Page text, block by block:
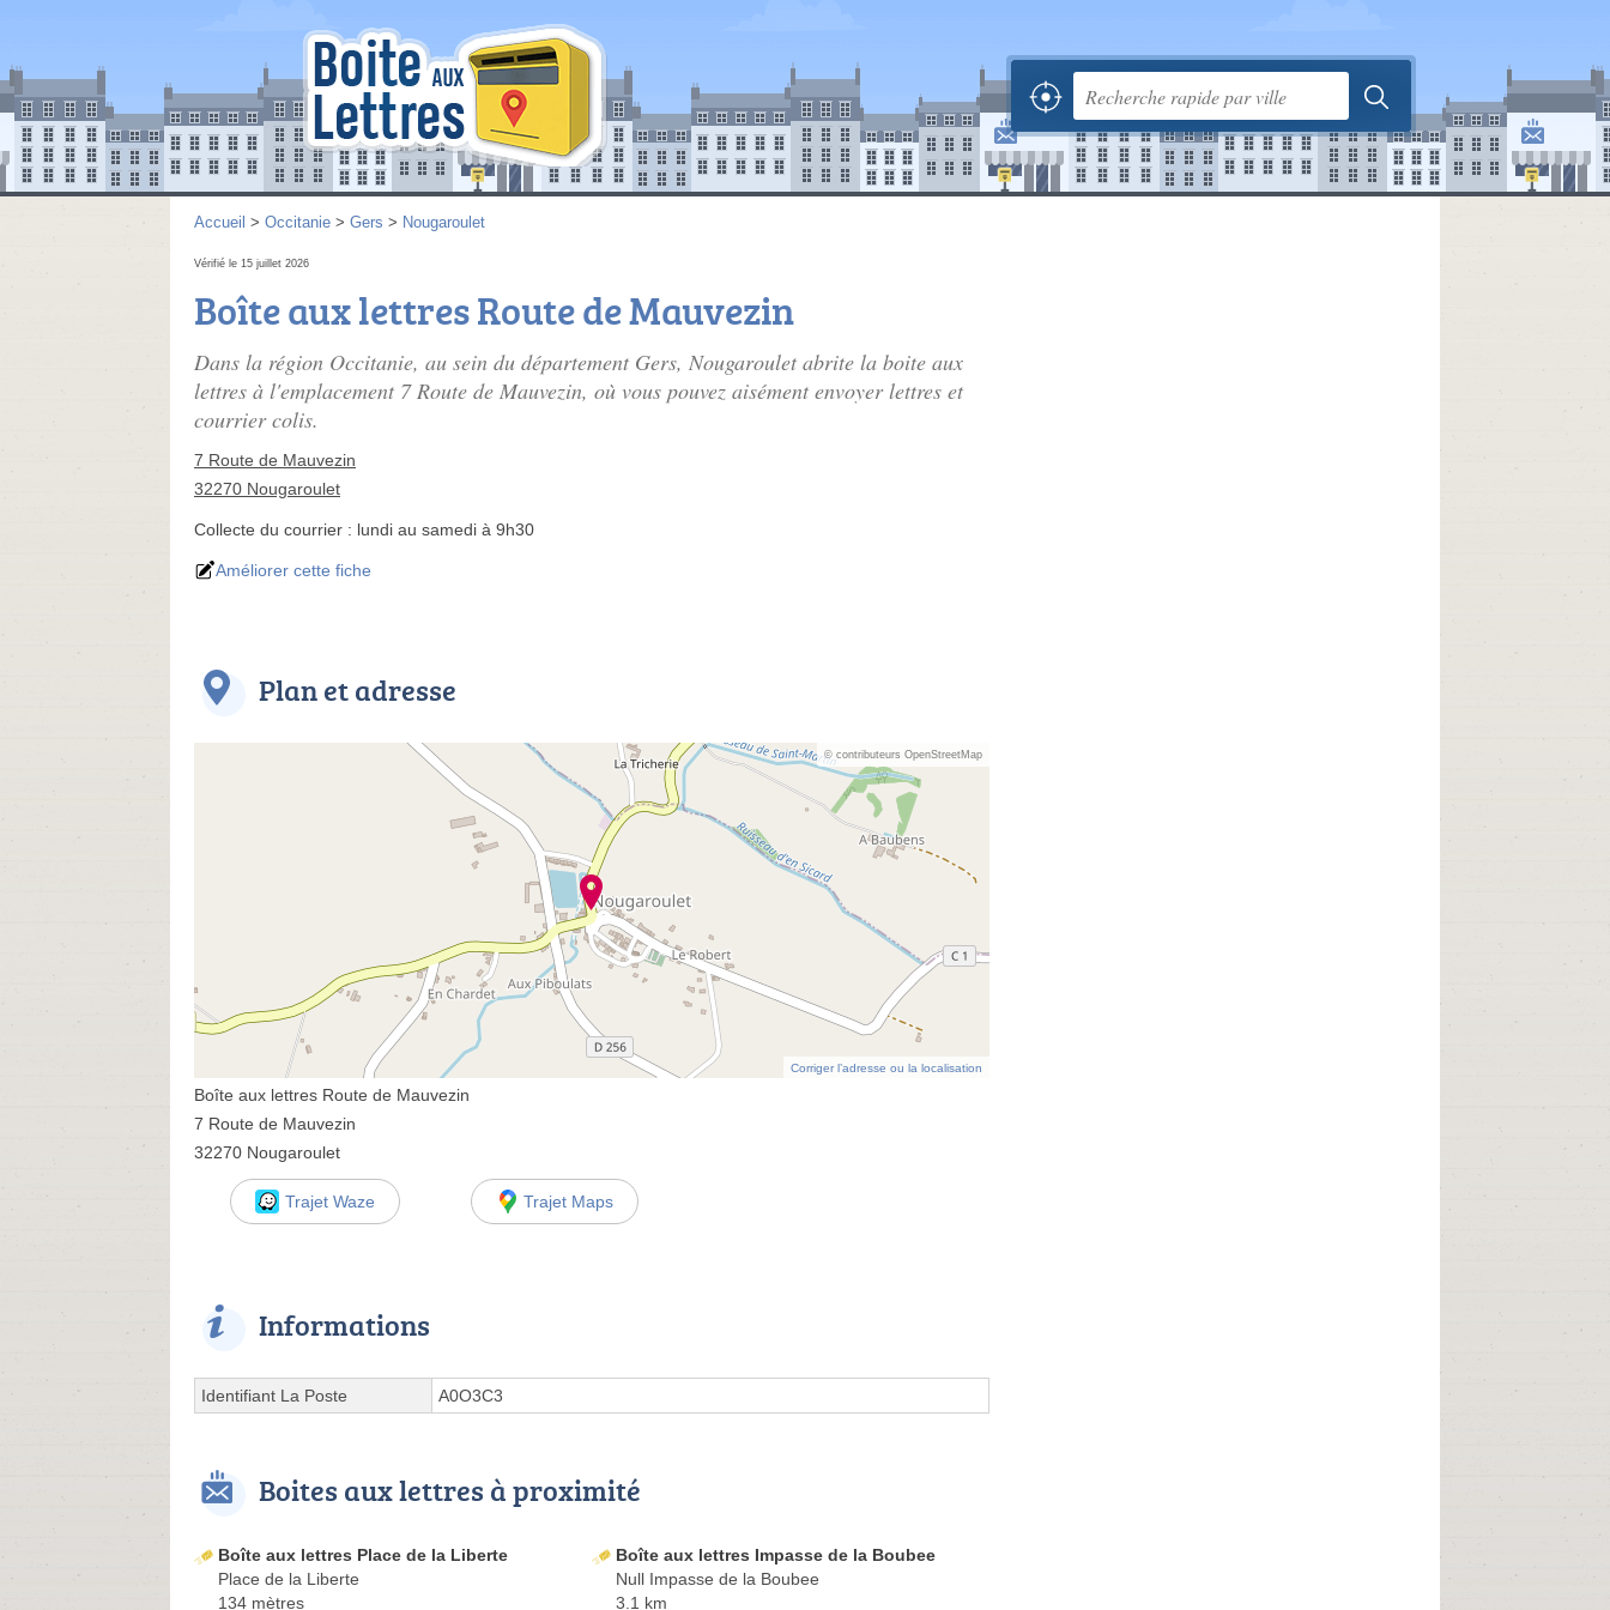
Accueil > Occitanie > Gers > Nougaroulet
Vérifié le 15 juillet 2026
Boîte aux lettres Route de Mauvezin
Dans la région Occitanie, au sein du département Gers, Nougaroulet abrite la boite aux
lettres à l'emplacement 7 Route de Mauvezin, où vous pouvez aisément envoyer lettres et
courrier colis.
7 Route de Mauvezin
32270 Nougaroulet
Collecte du courrier : lundi au samedi à 9h30
Améliorer cette fiche
Plan et adresse
© contributeurs OpenStreetMap
Corriger l’adresse ou la localisation
Boîte aux lettres Route de Mauvezin
7 Route de Mauvezin
32270 Nougaroulet
Trajet Waze Trajet Maps
Informations
Identifiant La Poste A0O3C3
Boites aux lettres à proximité
Boîte aux lettres Place de la Liberte
Place de la Liberte
134 mètres
Boîte aux lettres Impasse de la Boubee
Null Impasse de la Boubee
3.1 km